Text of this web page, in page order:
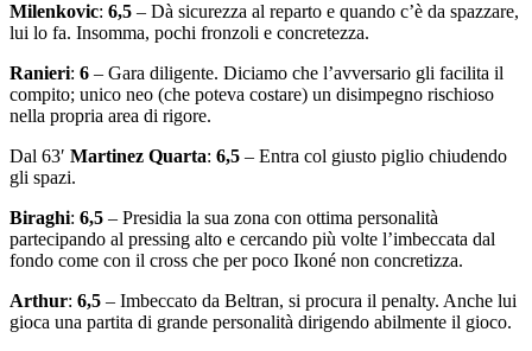
Milenkovic: 6,5 – Dà sicurezza al reparto e quando c’è da spazzare,
lui lo fa. Insomma, pochi fronzoli e concretezza.
Ranieri: 6 – Gara diligente. Diciamo che l’avversario gli facilita il
compito; unico neo (che poteva costare) un disimpegno rischioso
nella propria area di rigore.
Dal 63′ Martinez Quarta: 6,5 – Entra col giusto piglio chiudendo
gli spazi.
Biraghi: 6,5 – Presidia la sua zona con ottima personalità
partecipando al pressing alto e cercando più volte l’imbeccata dal
fondo come con il cross che per poco Ikoné non concretizza.
Arthur: 6,5 – Imbeccato da Beltran, si procura il penalty. Anche lui
gioca una partita di grande personalità dirigendo abilmente il gioco.